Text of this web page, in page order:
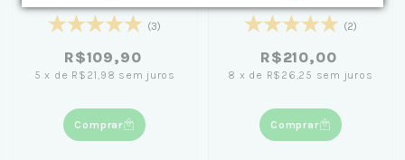
(3)
R$109,90
5 x de R$21,98 sem juros
Comprar
Lisa 4mm
(2)
R$210,00
8 x de R$26,25 sem juros
Comprar